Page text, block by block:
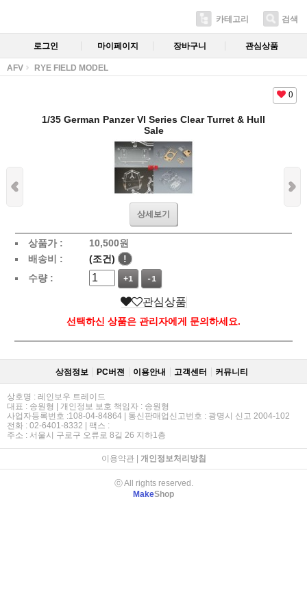
카테고리 검색
로그인 마이페이지 장바구니 관심상품
AFV RYE FIELD MODEL
0
1/35 German Panzer VI Series Clear Turret & Hull
Sale
상세보기
상품가 : 10,500원
배송비 :
(조건)
!
수량 :
+1 -1
관심상품
선택하신 상품은 관리자에게 문의하세요.
상점정보 PC버젼 이용안내 고객센터 커뮤니티
상호명 : 레인보우 트레이드
대표 : 송원형 | 개인정보 보호 책임자 : 송원형
사업자등록번호 :108-04-84864 | 통신판매업신고번호 : 광명시 신고 2004-102
전화 : 02-6401-8332 | 팩스 :
주소 : 서울시 구로구 오류로 8길 26 지하1층
이용약관| 개인정보처리방침
ⓒ All rights reserved.
MakeShop